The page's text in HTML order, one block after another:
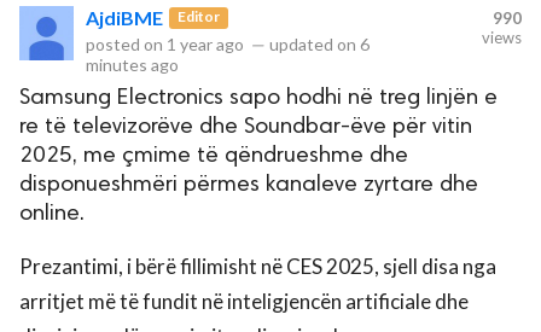
AjdiBME Editor
posted on 1 year ago — updated on 6
minutes ago
990
views
Samsung Electronics sapo hodhi në treg linjën e
re të televizorëve dhe Soundbar-ëve për vitin
2025, me çmime të qëndrueshme dhe
disponueshmëri përmes kanaleve zyrtare dhe
online.
Prezantimi, i bërë fillimisht në CES 2025, sjell disa nga
arritjet më të fundit në inteligjencën artificiale dhe